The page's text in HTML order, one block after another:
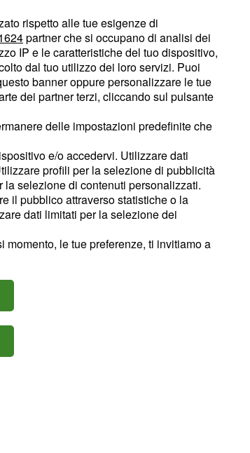
rispetto alle tue esigenze di
partner che si occupano di analisi dei
IP e le caratteristiche del tuo dispositivo,
dal tuo utilizzo dei loro servizi. Puoi
banner oppure personalizzare le tue
dei partner terzi, cliccando sul pulsante
delle impostazioni predefinite che
e/o accedervi. Utilizzare dati
profili per la selezione di pubblicità
selezione di contenuti personalizzati.
il pubblico attraverso statistiche o la
dati limitati per la selezione dei
le tue preferenze, ti invitiamo a